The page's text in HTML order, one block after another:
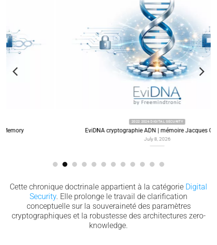
2022 2026 DIGITAL SECURITY
EviDNA cryptographie ADN | mémoire Jacques Gascuel
Cette chronique doctrinale appartient à la catégorie Digital
Security. Elle prolonge le travail de clarification
conceptuelle sur la souveraineté des paramètres
cryptographiques et la robustesse des architectures zero-
knowledge.